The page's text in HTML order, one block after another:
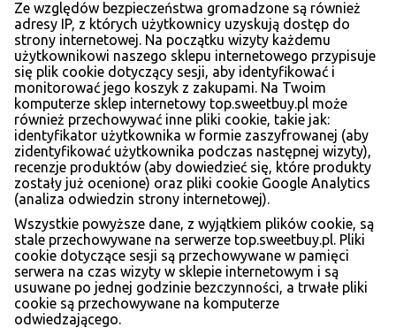
Ze względów bezpieczeństwa gromadzone są również
adresy IP, z których użytkownicy uzyskują dostęp do
strony internetowej. Na początku wizyty każdemu
użytkownikowi naszego sklepu internetowego przypisuje
się plik cookie dotyczący sesji, aby identyfikować i
monitorować jego koszyk z zakupami. Na Twoim
komputerze sklep internetowy top.sweetbuy.pl może
również przechowywać inne pliki cookie, takie jak:
identyfikator użytkownika w formie zaszyfrowanej (aby
zidentyfikować użytkownika podczas następnej wizyty),
recenzje produktów (aby dowiedzieć się, które produkty
zostały już ocenione) oraz pliki cookie Google Analytics
(analiza odwiedzin strony internetowej).
Wszystkie powyższe dane, z wyjątkiem plików cookie, są
stale przechowywane na serwerze top.sweetbuy.pl. Pliki
cookie dotyczące sesji są przechowywane w pamięci
serwera na czas wizyty w sklepie internetowym i są
usuwane po jednej godzinie bezczynności, a trwałe pliki
cookie są przechowywane na komputerze
odwiedzającego.